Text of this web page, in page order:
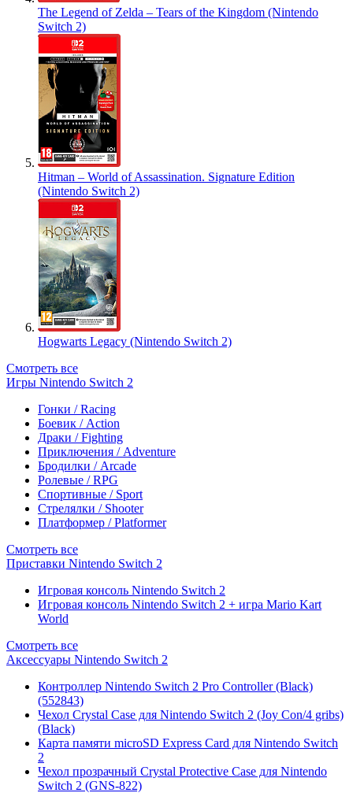
The Legend of Zelda – Tears of the Kingdom (Nintendo
Switch 2)
Hitman – World of Assassination. Signature Edition
(Nintendo Switch 2)
Hogwarts Legacy (Nintendo Switch 2)
Смотреть все
Игры Nintendo Switch 2
Гонки / Racing
Боевик / Action
Драки / Fighting
Приключения / Adventure
Бродилки / Arcade
Ролевые / RPG
Спортивные / Sport
Стрелялки / Shooter
Платформер / Platformer
Смотреть все
Приставки Nintendo Switch 2
Игровая консоль Nintendo Switch 2
Игровая консоль Nintendo Switch 2 + игра Mario Kart
World
Смотреть все
Аксессуары Nintendo Switch 2
Контроллер Nintendo Switch 2 Pro Controller (Black)
(552843)
Чехол Сrystal Сase для Nintendo Switch 2 (Joy Con/4 gribs)
(Black)
Карта памяти microSD Express Card для Nintendo Switch
2
Чехол прозрачный Crystal Protective Case для Nintendo
Switch 2 (GNS-822)